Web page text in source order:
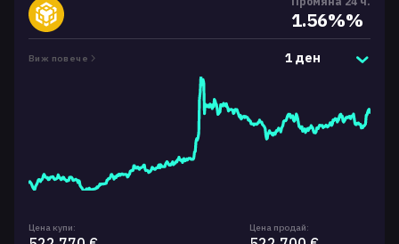
1.56%%
Виж повече 1 ден
Цена купи: Цена продай: